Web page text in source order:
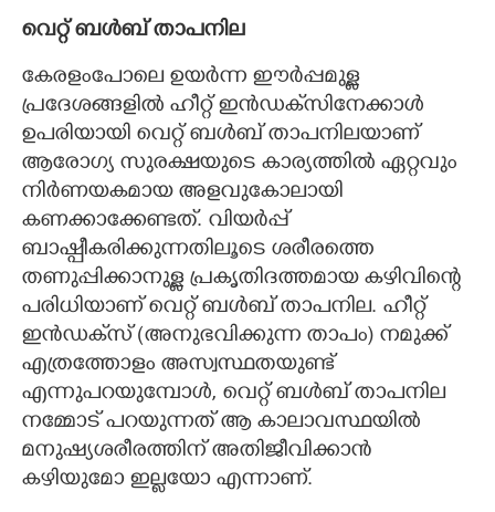
വെറ്റ് ബൾബ് താപനില
കേരളംപോലെ ഉയർന്ന ഈർപ്പമുള്ള
പ്രദേശങ്ങളിൽ ഹീറ്റ് ഇൻഡക്‌സിനേക്കാൾ
ഉപരിയായി വെറ്റ് ബൾബ് താപനിലയാണ്
ആരോഗ്യ സുരക്ഷയുടെ കാര്യത്തിൽ ഏറ്റവും
നിർണയകമായ അളവുകോലായി
കണക്കാക്കേണ്ടത്. വിയർപ്പ്
ബാഷ്പീകരിക്കുന്നതിലൂടെ ശരീരത്തെ
തണുപ്പിക്കാനുള്ള പ്രകൃതിദത്തമായ കഴിവിന്റെ
പരിധിയാണ് വെറ്റ് ബൾബ് താപനില. ഹീറ്റ്
ഇൻഡക്‌സ് (അനുഭവിക്കുന്ന താപം) നമുക്ക്
എത്രത്തോളം അസ്വസ്ഥതയുണ്ട്
എന്നുപറയുമ്പോൾ, വെറ്റ് ബൾബ് താപനില
നമ്മോട് പറയുന്നത് ആ കാലാവസ്ഥയിൽ
മനുഷ്യശരീരത്തിന് അതിജീവിക്കാൻ
കഴിയുമോ ഇല്ലയോ എന്നാണ്.